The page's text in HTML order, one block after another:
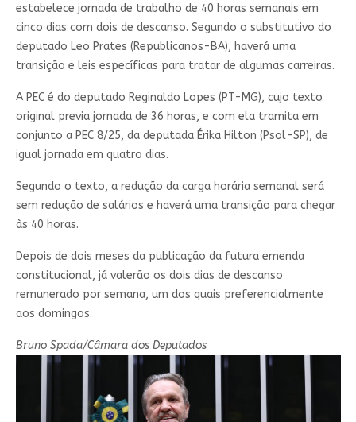
estabelece jornada de trabalho de 40 horas semanais em
cinco dias com dois de descanso. Segundo o substitutivo do
deputado Leo Prates (Republicanos-BA), haverá uma
transição e leis específicas para tratar de algumas carreiras.
A PEC é do deputado Reginaldo Lopes (PT-MG), cujo texto
original previa jornada de 36 horas, e com ela tramita em
conjunto a PEC 8/25, da deputada Érika Hilton (Psol-SP), de
igual jornada em quatro dias.
Segundo o texto, a redução da carga horária semanal será
sem redução de salários e haverá uma transição para chegar
às 40 horas.
Depois de dois meses da publicação da futura emenda
constitucional, já valerão os dois dias de descanso
remunerado por semana, um dos quais preferencialmente
aos domingos.
Bruno Spada/Câmara dos Deputados